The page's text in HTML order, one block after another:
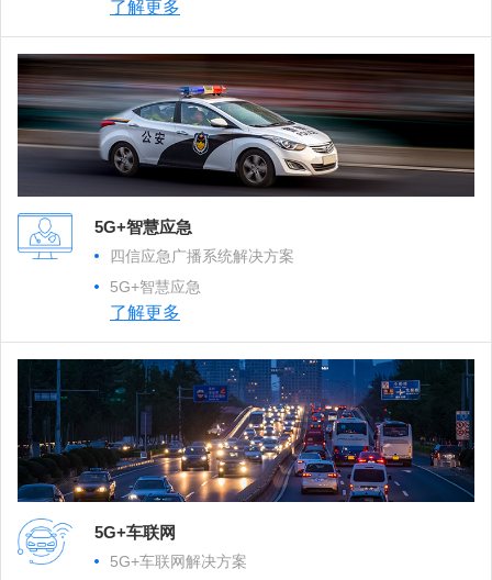
了解更多
5G+智慧应急
四信应急广播系统解决方案
5G+智慧应急
了解更多
5G+车联网
5G+车联网解决方案